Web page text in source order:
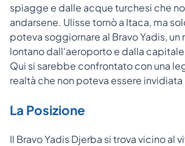
spiagge e dalle acque turchesi che
andarsene. Ulisse tornò a Itaca, ma
poteva soggiornare al Bravo Yadis, un
lontano dall'aeroporto e dalla
Qui si sarebbe confrontato con una
realtà che non poteva essere invidiata
La Posizione
Il Bravo Yadis Djerba si trova vicino al